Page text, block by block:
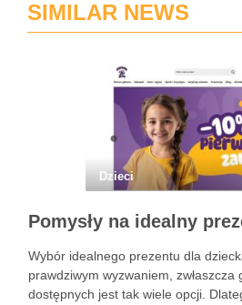
SIMILAR NEWS
Dzieci
Wybór idealnego prezentu dla
prawdziwym wyzwaniem, zwłaszcza
dostępnych jest tak wiele opcji.